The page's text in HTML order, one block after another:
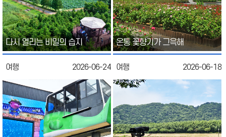
다시 열리는 비밀의 습지 온통 꽃향기가 그윽해
여행 2026-06-24 여행 2026-06-18